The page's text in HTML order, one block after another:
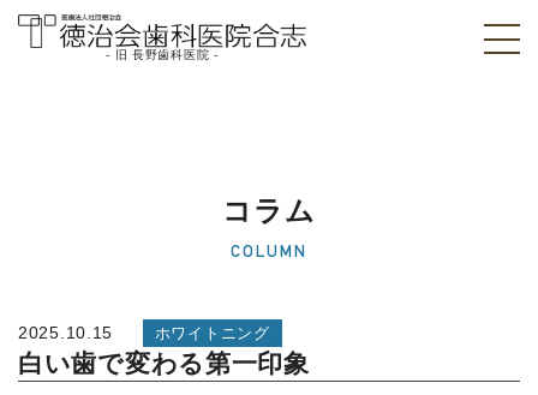
医院]｜熊本県合志
- 旧 長野歯科医院 -
コラム
COLUMN
2025.10.15 ホワイトニング
白い歯で変わる第一印象